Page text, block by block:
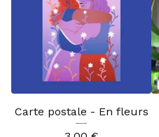
Carte postale - En fleurs